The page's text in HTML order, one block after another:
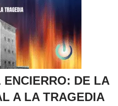
DE LA
A LA TRAGEDIA